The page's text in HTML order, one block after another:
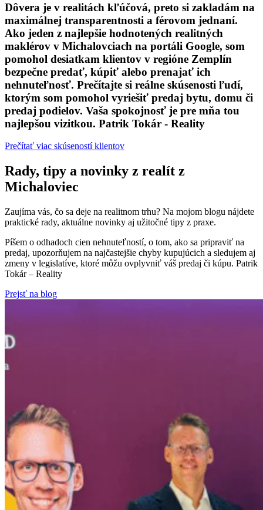
Dôvera je v realitách kľúčová, preto si zakladám na
maximálnej transparentnosti a férovom jednaní.
Ako jeden z najlepšie hodnotených realitných
maklérov v Michalovciach na portáli Google, som
pomohol desiatkam klientov v regióne Zemplín
bezpečne predať, kúpiť alebo prenajať ich
nehnuteľnosť. Prečítajte si reálne skúsenosti ľudí,
ktorým som pomohol vyriešiť predaj bytu, domu či
predaj podielov. Vaša spokojnosť je pre mňa tou
najlepšou vizitkou. Patrik Tokár - Reality
Prečítať viac skúseností klientov
Rady, tipy a novinky z realít z
Michaloviec
Zaujíma vás, čo sa deje na realitnom trhu? Na mojom blogu nájdete
praktické rady, aktuálne novinky aj užitočné tipy z praxe.
Píšem o odhadoch cien nehnuteľností, o tom, ako sa pripraviť na
predaj, upozorňujem na najčastejšie chyby kupujúcich a sledujem aj
zmeny v legislatíve, ktoré môžu ovplyvniť váš predaj či kúpu. Patrik
Tokár – Reality
Prejsť na blog